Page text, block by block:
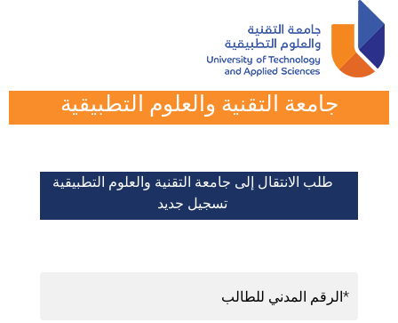
جامعة التقنية والعلوم التطبيقية
طلب الانتقال إلى جامعة التقنية والعلوم التطبيقية
تسجيل جديد
الرقم المدني للطالب*